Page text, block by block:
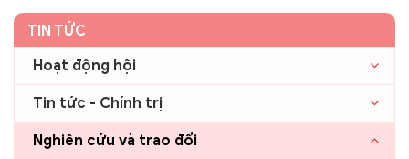
TIN TỨC
Hoạt động hội
Tin tức - Chính trị
Nghiên cứu và trao đổi